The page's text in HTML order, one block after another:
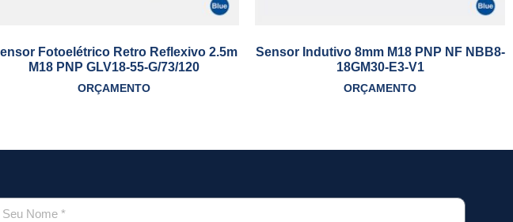
Fotoelétrico Retro Reflexivo 2.5m
M18 PNP GLV18-55-G/73/120
ORÇAMENTO
Sensor Indutivo 8mm M18 PNP NF NBB8-
18GM30-E3-V1
ORÇAMENTO